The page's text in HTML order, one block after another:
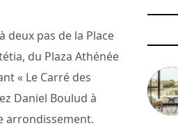
deux pas de la Place
du Plaza Athénée
« Le Carré des
Daniel Boulud à
arrondissement.